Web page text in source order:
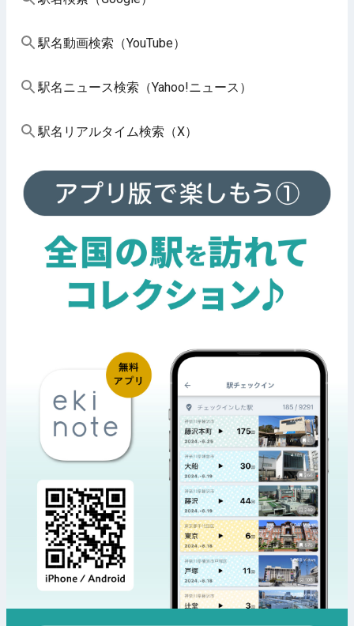
駅名動画検索（YouTube）
駅名ニュース検索（Yahoo!ニュース）
駅名リアルタイム検索（X）